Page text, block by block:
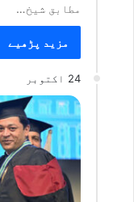
مطابق شیخ…
مزید پڑھیے
24 اکتوبر